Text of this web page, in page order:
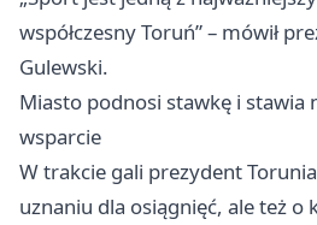
współczesny Toruń” – mówił
Gulewski.
Miasto podnosi stawkę i stawia
wsparcie
W trakcie gali prezydent
uznaniu dla osiągnięć, ale też o